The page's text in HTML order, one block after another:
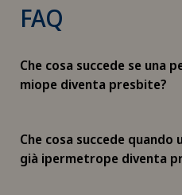
FAQ
Che cosa succede se una
miope diventa presbite?
Che cosa succede quando
già ipermetrope diventa